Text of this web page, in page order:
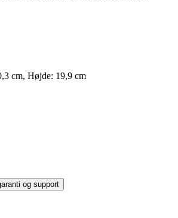
cm, Højde: 19,9 cm
og support